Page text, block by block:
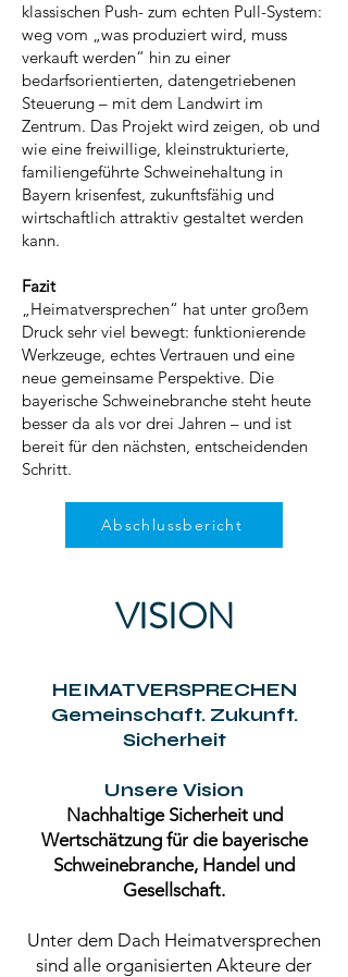
klassischen Push- zum echten Pull-System:
weg vom „was produziert wird, muss
verkauft werden“ hin zu einer
bedarfsorientierten, datengetriebenen
Steuerung – mit dem Landwirt im
Zentrum. Das Projekt wird zeigen, ob und
wie eine freiwillige, kleinstrukturierte,
familiengeführte Schweinehaltung in
Bayern krisenfest, zukunftsfähig und
wirtschaftlich attraktiv gestaltet werden
kann.
Fazit
„Heimatversprechen“ hat unter großem
Druck sehr viel bewegt: funktionierende
Werkzeuge, echtes Vertrauen und eine
neue gemeinsame Perspektive. Die
bayerische Schweinebranche steht heute
besser da als vor drei Jahren – und ist
bereit für den nächsten, entscheidenden
Schritt.
Abschlussbericht
VISION
HEIMATVERSPRECHEN
Gemeinschaft. Zukunft.
Sicherheit
Unsere Vision
Nachhaltige Sicherheit und
Wertschätzung für die bayerische
Schweinebranche, Handel und
Gesellschaft.
Unter dem Dach Heimatversprechen
sind alle organisierten Akteure der